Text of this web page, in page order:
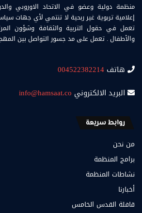
منظمة دولية وعضو في الاتحاد الاوروبي
إعلامية تربوية غير ربحية لا تنتمي لأي جهات
تعمل في حقول التربية والثقافة وشؤون
والأطفال . تعمل على مد جسور التواصل بين
هاتف 004522382214
البريد الالكتروني info@hamsaat.co
روابط سريعة
من نحن
برامج المنظمة
نشاطات المنظمة
أخبارنا
قافلة القدس الخامس